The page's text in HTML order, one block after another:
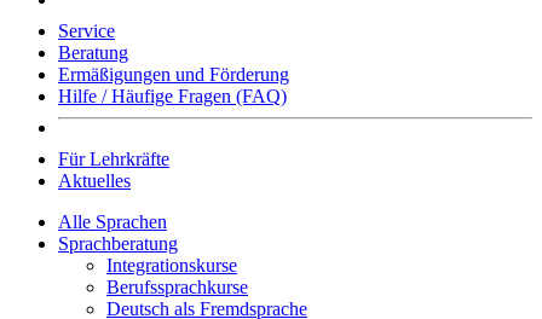
Service
Beratung
Ermäßigungen und Förderung
Hilfe / Häufige Fragen (FAQ)
Für Lehrkräfte
Aktuelles
Alle Sprachen
Sprachberatung
Integrationskurse
Berufssprachkurse
Deutsch als Fremdsprache